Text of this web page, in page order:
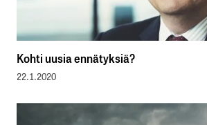
Kohti uusia ennätyksiä?
22.1.2020